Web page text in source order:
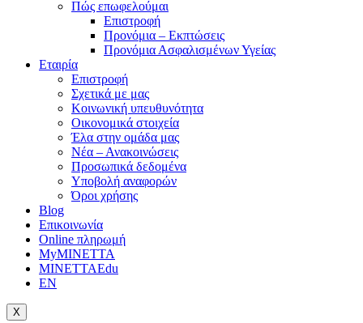
Πώς επωφελούμαι
Επιστροφή
Προνόμια – Εκπτώσεις
Προνόμια Ασφαλισμένων Υγείας
Εταιρία
Επιστροφή
Σχετικά με μας
Κοινωνική υπευθυνότητα
Οικονομικά στοιχεία
Έλα στην ομάδα μας
Νέα – Ανακοινώσεις
Προσωπικά δεδομένα
Υποβολή αναφορών
Όροι χρήσης
Blog
Επικοινωνία
Online πληρωμή
MyMINETTA
MINETTAEdu
EN
X